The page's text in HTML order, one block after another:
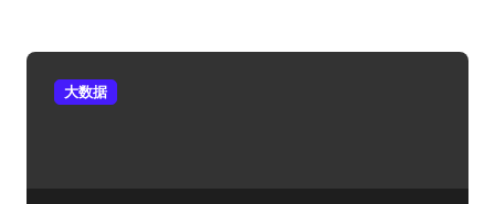
大数据